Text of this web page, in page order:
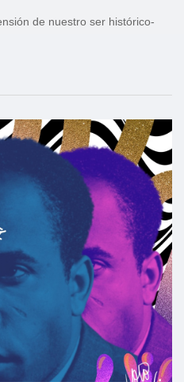
de nuestro ser histórico-